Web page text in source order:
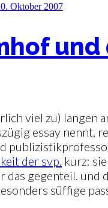
Oktober 2007
und
viel zu) langen
essay nennt,
der svp. kurz:
das gegenteil. und
süffige